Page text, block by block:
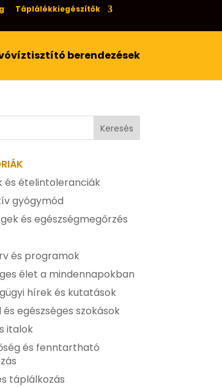
Táplálékkiegészítők
berendezések
és ételintoleranciák
gyógymód
és egészségmegőrzés
és programok
élet a mindennapokban
hírek és kutatások
egészséges szokások
italok
és fenntartható
táplálkozás